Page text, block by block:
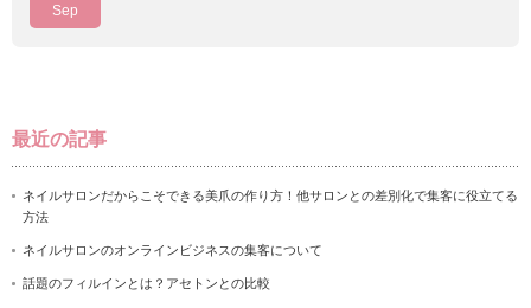
Sep
最近の記事
ネイルサロンだからこそできる美爪の作り方！他サロンとの差別化で集客に役立てる
方法
ネイルサロンのオンラインビジネスの集客について
話題のフィルインとは？アセトンとの比較